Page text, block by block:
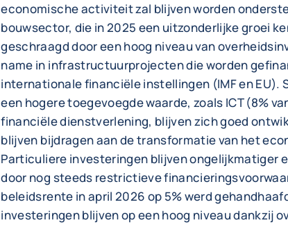
economische activiteit zal blijven worden
bouwsector, die in 2025 een uitzonderlijke groei
geschraagd door een hoog niveau van
name in infrastructuurprojecten die worden
internationale financiële instellingen (IMF en EU).
een hogere toegevoegde waarde, zoals ICT (8%
financiële dienstverlening, blijven zich goed
blijven bijdragen aan de transformatie van het
Particuliere investeringen blijven ongelijkmatiger
door nog steeds restrictieve
beleidsrente in april 2026 op 5% werd
investeringen blijven op een hoog niveau dankzij